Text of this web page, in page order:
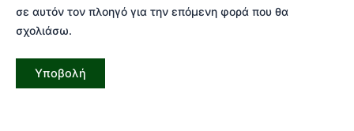
σε αυτόν τον πλοηγό για την επόμενη φορά που θα
σχολιάσω.